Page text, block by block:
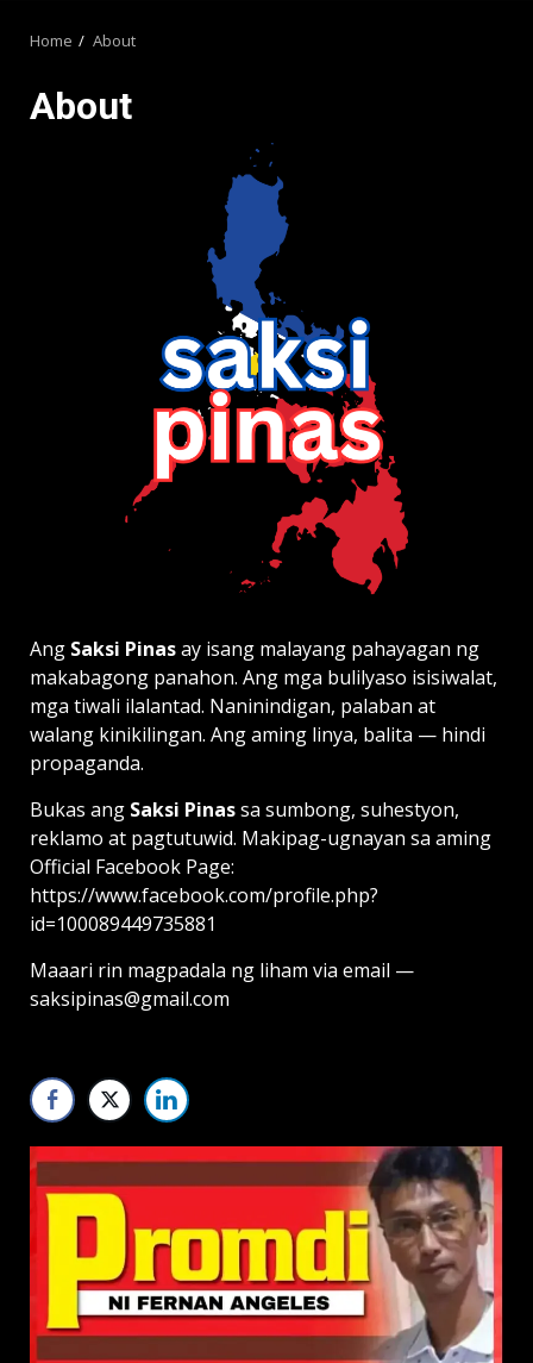
Home About
About
Ang Saksi Pinasay isang malayang pahayagan ng
makabagong panahon. Ang mga bulilyaso isisiwalat,
mga tiwali ilalantad. Naninindigan, palaban at
walang kinikilingan. Ang aming linya, balita — hindi
propaganda.
Bukas ang Saksi Pinassa sumbong, suhestyon,
reklamo at pagtutuwid. Makipag-ugnayan sa aming
Official Facebook Page:
https://www.facebook.com/profile.php?
id=100089449735881
Maaari rin magpadala ng liham via email —
saksipinas@gmail.com